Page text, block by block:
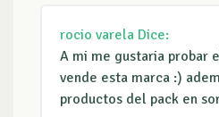
rocio varela Dice:
A mi me gustaria probar
vende esta marca :)
productos del pack en